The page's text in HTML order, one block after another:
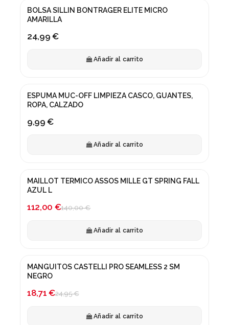
BOLSA SILLIN BONTRAGER ELITE MICRO
AMARILLA
24,99 €
Añadir al carrito
ESPUMA MUC-OFF LIMPIEZA CASCO, GUANTES,
ROPA, CALZADO
9,99 €
Añadir al carrito
¡En oferta!
MAILLOT TERMICO ASSOS MILLE GT SPRING FALL
AZUL L
112,00 €140,00 €
Añadir al carrito
¡En oferta!
MANGUITOS CASTELLI PRO SEAMLESS 2 SM
NEGRO
18,71 €24,95 €
Añadir al carrito